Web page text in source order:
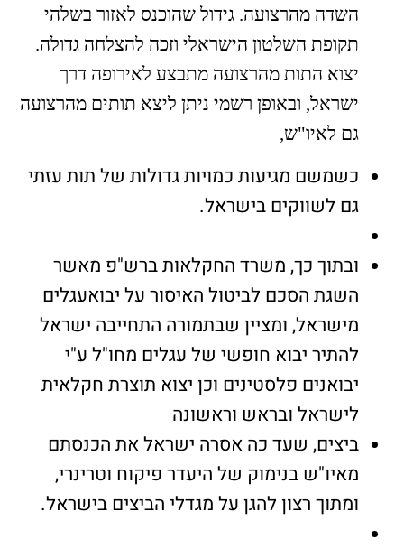
השדה מהרצועה. גידול שהוכנס לאזור בשלהי
תקופת השלטון הישראלי וזכה להצלחה גדולה.
יצוא התות מהרצועה מתבצע לאירופה דרך
ישראל, ובאופן רשמי ניתן ליצא תותים מהרצועה
גם לאיו"ש,
כשמשם מגיעות כמויות גדולות של תות עזתי
גם לשווקים בישראל.
ובתוך כך, משרד החקלאות ברש"פ מאשר
השגת הסכם לביטול האיסור על יבואעגלים
מישראל, ומציין שבתמורה התחייבה ישראל
להתיר יבוא חופשי של עגלים מחו"ל ע"י
יבואנים פלסטינים וכן יצוא תוצרת חקלאית
לישראל ובראש וראשונה
ביצים, שעד כה אסרה ישראל את הכנסתם
מאיו"ש בנימוק של היעדר פיקוח וטרינרי,
ומתוך רצון להגן על מגדלי הביצים בישראל.